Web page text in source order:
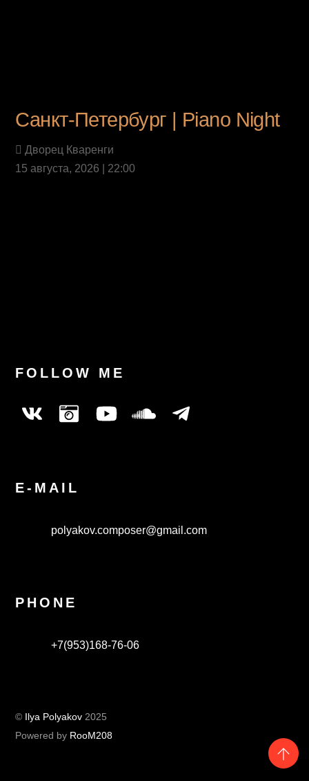
Санкт-Петербург | Piano Night
Дворец Кваренги
15 августа, 2026 | 22:00
FOLLOW ME
E-MAIL
polyakov.composer@gmail.com
PHONE
+7(953)168-76-06
© Ilya Polyakov 2025
Powered by RooM208